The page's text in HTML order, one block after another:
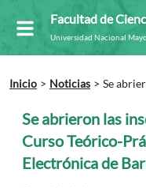
Facultad de
Universidad Nacional
Inicio Noticias
Se
Se abrieron las
Curso Teórico-
Electrónica de